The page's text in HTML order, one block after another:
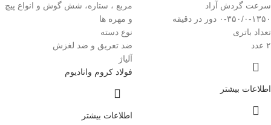
سرعت گردش آزاد
۰-۳۵۰/۰-۱۳۵۰ دور در دقیقه
تعداد باتری
۲ عدد
اطلاعات بیشتر
مربع ، ستاره، شش گوش و انواع پیچ
و مهره ها
نوع دسته
ضد تعریق و ضد لغزش
آلیاژ
فولاد کروم وانادیوم
اطلاعات بیشتر